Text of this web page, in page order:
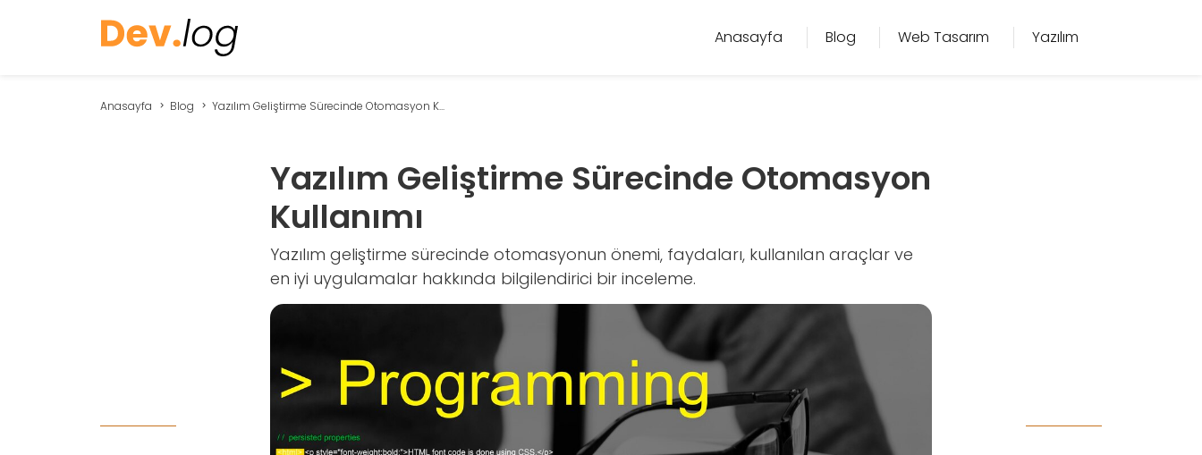
Anasayfa Blog Web Tasarım Yazılım
Anasayfa Blog Yazılım Geliştirme Sürecinde Otomasyon K...
Yazılım Geliştirme Sürecinde Otomasyon
Kullanımı
Yazılım geliştirme sürecinde otomasyonun önemi, faydaları, kullanılan araçlar ve
en iyi uygulamalar hakkında bilgilendirici bir inceleme.